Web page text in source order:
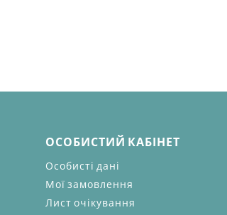
ОСОБИСТИЙ КАБІНЕТ
Особисті дані
Мої замовлення
Лист очікування